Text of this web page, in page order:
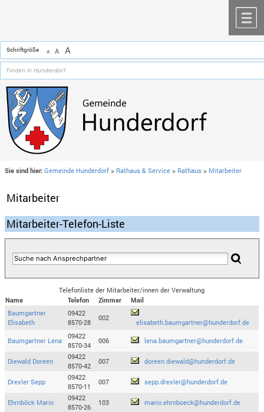
Schriftgröße A A A
Sie sind hier: Gemeinde Hunderdorf > Rathaus & Service > Rathaus > Mitarbeiter
Mitarbeiter
Mitarbeiter-Telefon-Liste
Telefonliste der Mitarbeiter/innen der Verwaltung
Name
Telefon Zimmer
Mail
Baumgartner
Elisabeth
09422
8570-28
002
elisabeth.baumgartner@hunderdorf.de
Baumgartner Lena
09422
8570-34
006 lena.baumgartner@hunderdorf.de
Diewald Doreen
09422
8570-42
007 doreen.diewald@hunderdorf.de
Drexler Sepp
09422
8570-11
007 sepp.drexler@hunderdorf.de
Ehrnböck Mario
09422
8570-26
103 mario.ehrnboeck@hunderdorf.de